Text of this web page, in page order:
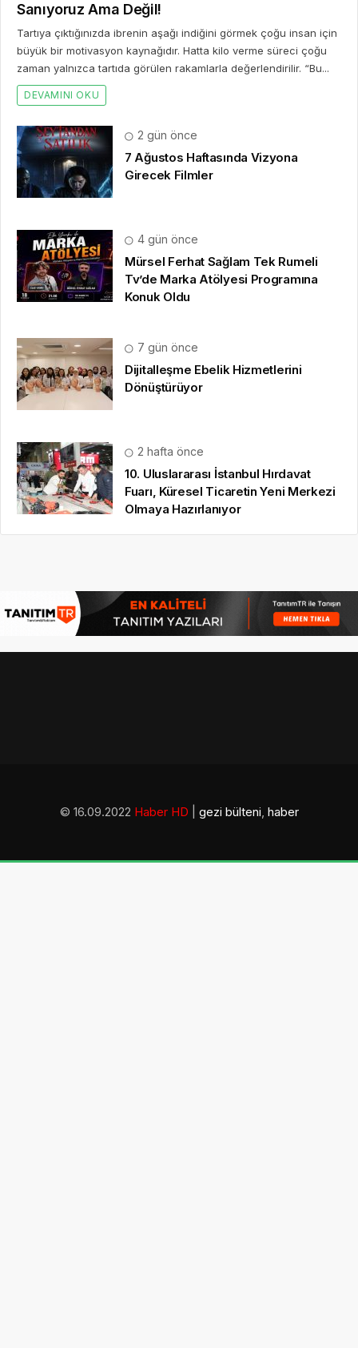
Sanıyoruz Ama Değil!
Tartıya çıktığınızda ibrenin aşağı indiğini görmek çoğu insan için
büyük bir motivasyon kaynağıdır. Hatta kilo verme süreci çoğu
zaman yalnızca tartıda görülen rakamlarla değerlendirilir. “Bu...
DEVAMINI OKU
2 gün önce
7 Ağustos Haftasında Vizyona
Girecek Filmler
4 gün önce
Mürsel Ferhat Sağlam Tek Rumeli
Tv’de Marka Atölyesi Programına
Konuk Oldu
7 gün önce
Dijitalleşme Ebelik Hizmetlerini
Dönüştürüyor
2 hafta önce
10. Uluslararası İstanbul Hırdavat
Fuarı, Küresel Ticaretin Yeni Merkezi
Olmaya Hazırlanıyor
© 16.09.2022 Haber HD gezi bülteni, haber